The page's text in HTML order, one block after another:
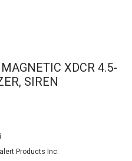
XDCR 4.5-
SIREN
Products Inc.